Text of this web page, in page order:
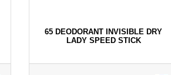
65 DEODORANT INVISIBLE DRY
LADY SPEED STICK